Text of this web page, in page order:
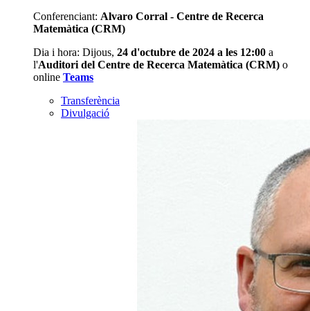
Conferenciant: Alvaro Corral - Centre de Recerca
Matemàtica (CRM)
Dia i hora: Dijous, 24 d'octubre de 2024 a les 12:00 a
l'Auditori del Centre de Recerca Matemàtica (CRM) o
online Teams
Transferència
Divulgació